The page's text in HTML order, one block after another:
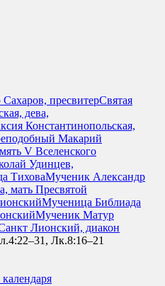
пресвитерСвятая
дева,
Константинопольская,
Макарий
V Вселенского
Удинцев,
ТиховаМученик Александр
мать Пресвятой
Мученица Библиада
Мученик Матур
Лионский, диакон
Лк.8:16–21